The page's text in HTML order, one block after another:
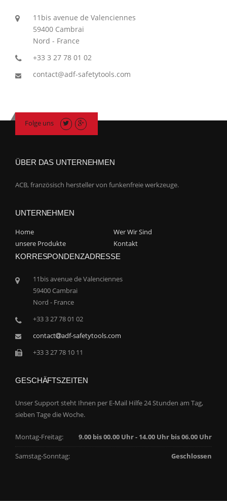
11bis avenue de Valenciennes
59400 Cambrai
Nord - France
+33 3 27 78 01 02
contact@adf-safetytools.com
Folge uns
ÜBER DAS UNTERNEHMEN
ACB, französisch hersteller von funkenfreie werkzeuge.
UNTERNEHMEN
Home
Wer Wir Sind
unsere Produkte
Kontakt
KORRESPONDENZADRESSE
11bis avenue de Valenciennes
59400 Cambrai
Nord - France
+33 3 27 78 01 02
contact
adf-safetytools.com
+33 3 27 78 10 11
GESCHÄFTSZEITEN
Unser Support steht Ihnen per E-Mail Hilfe 24 Stunden am Tag,
sieben Tage die Woche.
Montag-Freitag: 9.00 bis 00.00 Uhr - 14.00 Uhr bis 06.00 Uhr
Samstag-Sonntag: Geschlossen